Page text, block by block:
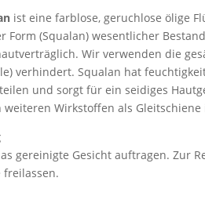
ist eine farblose, geruchlose ölige
Form (Squalan) wesentlicher
Wir verwenden die
verhindert. Squalan hat
und sorgt für ein seidiges
weiteren Wirkstoffen als Gleitschiene
gereinigte Gesicht auftragen. Zur
freilassen.